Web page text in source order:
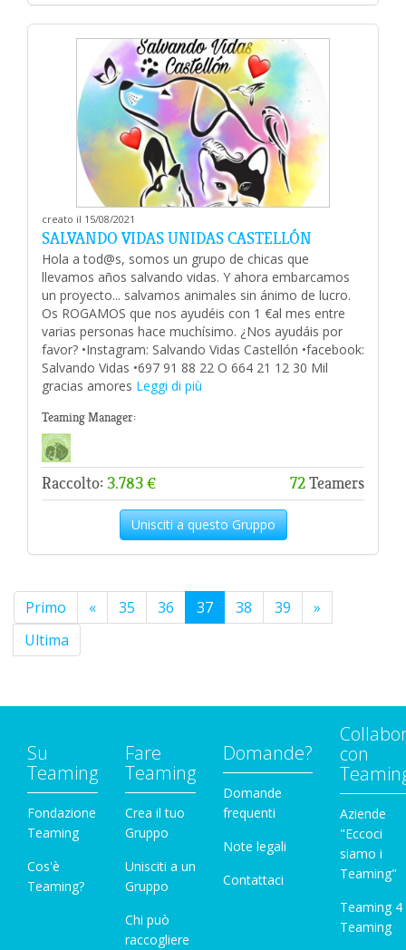
creato il 15/08/2021
SALVANDO VIDAS UNIDAS CASTELLÓN
Hola a tod@s, somos un grupo de chicas que
llevamos años salvando vidas. Y ahora embarcamos
un proyecto... salvamos animales sin ánimo de lucro.
Os ROGAMOS que nos ayudéis con 1 €al mes entre
varias personas hace muchísimo. ¿Nos ayudáis por
favor? •Instagram: Salvando Vidas Castellón •facebook:
Salvando Vidas •697 91 88 22 O 664 21 12 30 Mil
gracias amores Leggi di più
Teaming Manager:
Raccolto: 3.783 € 72Teamers
Unisciti a questo Gruppo
Primo « 35 36 37 38 39
»
Ultima
Su
Teaming
Fondazione
Teaming
Cos'è
Teaming?
Fare
Teaming
Crea il tuo
Gruppo
Unisciti a un
Gruppo
Chi può
raccogliere
Domande?
Domande
frequenti
Note legali
Contattaci
con
Aziende
"Eccoci
siamo i
Teaming"
Teaming 4
Teaming